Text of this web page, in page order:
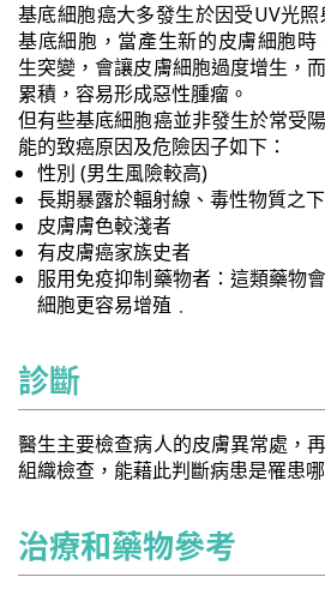
基底細胞癌大多發生於因受UV光
基底細胞，當產生新的皮膚細胞
生突變，會讓皮膚細胞過度增生，
累積，容易形成惡性腫瘤。
但有些基底細胞癌並非發生於常受
能的致癌原因及危險因子如下：
性別 (男生風險較高)
長期暴露於輻射線、毒性物質之
皮膚膚色較淺者
有皮膚癌家族史者
服用免疫抑制藥物者：這類藥物
細胞更容易增殖﹒
診斷
醫生主要檢查病人的皮膚異常處，
組織檢查，能藉此判斷病患是罹患
治療和藥物參考